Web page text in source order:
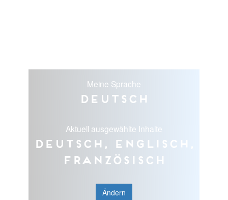
Meine Sprache
Deutsch
Aktuell ausgewählte Inhalte
Deutsch, Englisch,
Französisch
Ändern